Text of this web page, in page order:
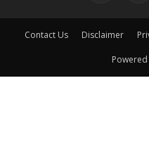
Contact Us Disclaimer